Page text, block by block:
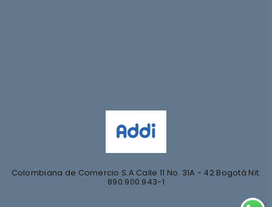
Colombiana de Comercio S.A Calle 11 No. 31A - 42 Bogotá Nit:
890.900.943-1